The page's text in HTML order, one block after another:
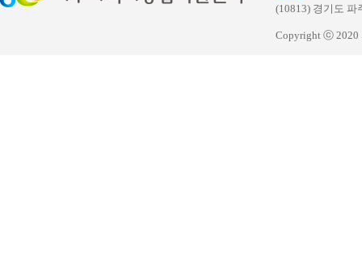
(10813) 경기도 파
Copyright ⓒ 2020